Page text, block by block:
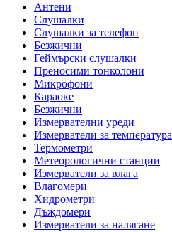
Антени
Слушалки
Слушалки за телефон
Безжични
Геймърски слушалки
Преносими тонколони
Микрофони
Караоке
Безжични
Измервателни уреди
Измерватели за температура
Термометри
Метеорологични станции
Измерватели за влага
Влагомери
Хидрометри
Дъждомери
Измерватели за налягане